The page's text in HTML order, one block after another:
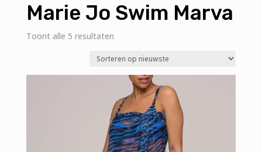
Marie Jo Swim Marva
Toont alle 5 resultatenGesorteerd
nieuwste